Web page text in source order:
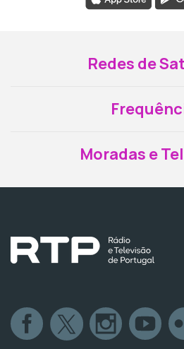
Redes de
Moradas e